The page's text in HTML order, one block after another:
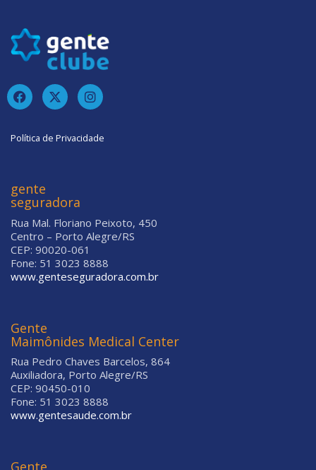
Política de Privacidade
gente
seguradora
Rua Mal. Floriano Peixoto, 450
Centro – Porto Alegre/RS
CEP: 90020-061
Fone: 51 3023 8888
www.genteseguradora.com.br
Gente
Maimônides Medical Center
Rua Pedro Chaves Barcelos, 864
Auxiliadora, Porto Alegre/RS
CEP: 90450-010
Fone: 51 3023 8888
www.gentesaude.com.br
Gente